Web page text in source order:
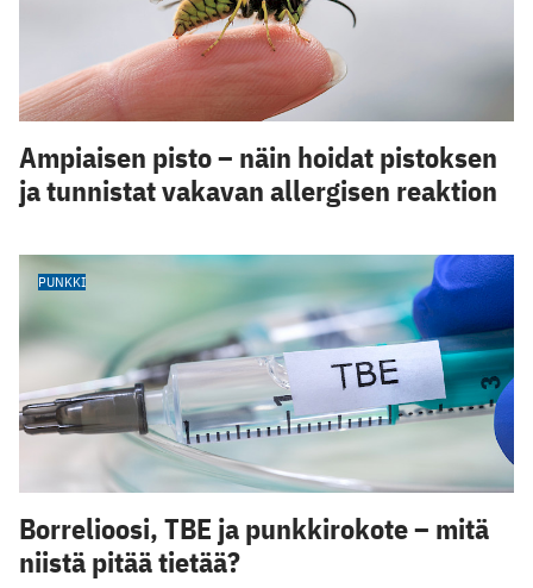
Ampiaisen pisto – näin hoidat pistoksen
ja tunnistat vakavan allergisen reaktion
PUNKKI
Borrelioosi, TBE ja punkkirokote – mitä
niistä pitää tietää?